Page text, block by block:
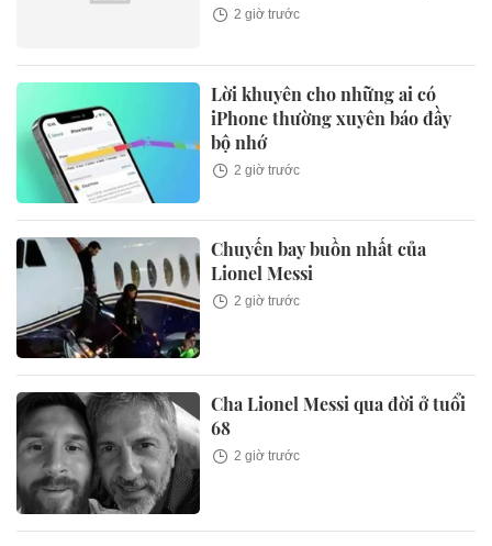
2 giờ trước
Lời khuyên cho những ai có
iPhone thường xuyên báo đầy
bộ nhớ
2 giờ trước
Chuyến bay buồn nhất của
Lionel Messi
2 giờ trước
Cha Lionel Messi qua đời ở tuổi
68
2 giờ trước